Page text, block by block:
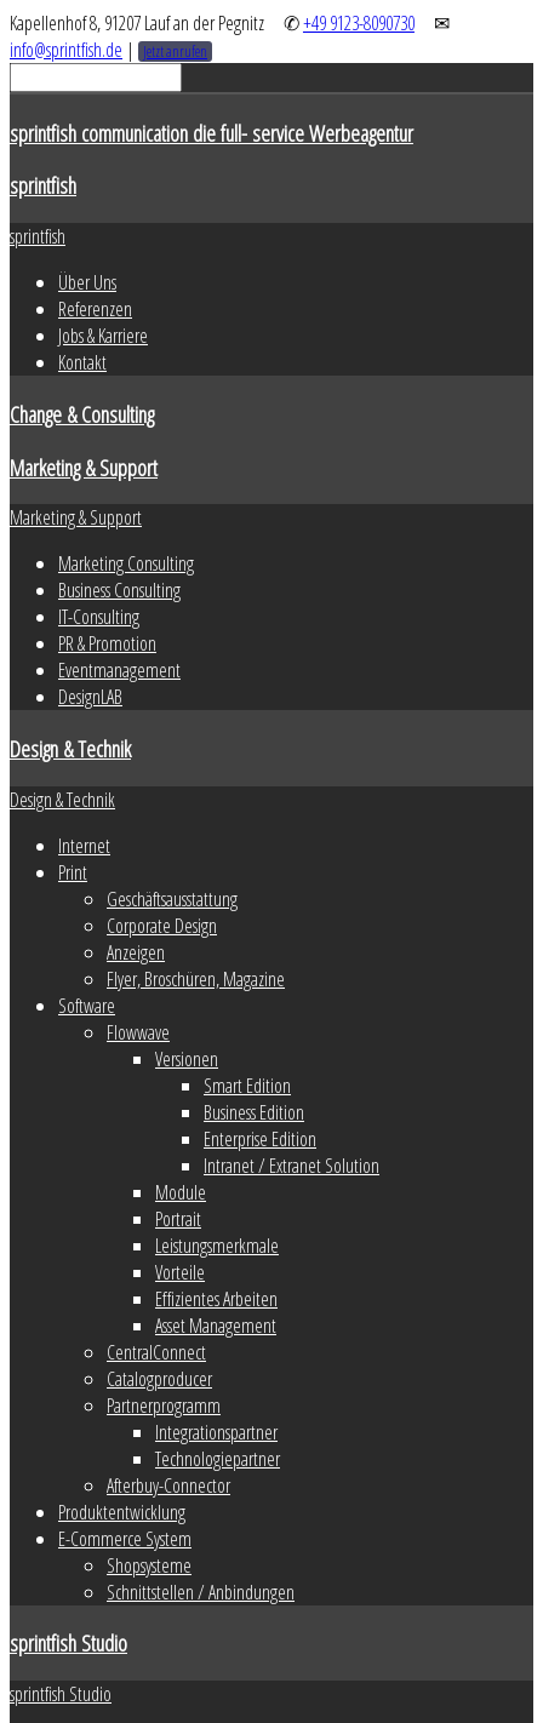
Kapellenhof 8, 91207 Lauf an der Pegnitz ✆+49 9123-8090730
✉
info@sprintfish.de | Jetzt anrufen
sprintfish communication die full- service Werbeagentur
sprintfish
sprintfish
Über Uns
Referenzen
Jobs & Karriere
Kontakt
Change & Consulting
Marketing & Support
Marketing & Support
Marketing Consulting
Business Consulting
IT-Consulting
PR & Promotion
Eventmanagement
DesignLAB
Design & Technik
Design & Technik
Internet
Print
Geschäftsausstattung
Corporate Design
Anzeigen
Flyer, Broschüren, Magazine
Software
Flowwave
Versionen
Smart Edition
Business Edition
Enterprise Edition
Intranet / Extranet Solution
Module
Portrait
Leistungsmerkmale
Vorteile
Effizientes Arbeiten
Asset Management
CentralConnect
Catalogproducer
Partnerprogramm
Integrationspartner
Technologiepartner
Afterbuy-Connector
Produktentwicklung
E-Commerce System
Shopsysteme
Schnittstellen / Anbindungen
sprintfish Studio
sprintfish Studio